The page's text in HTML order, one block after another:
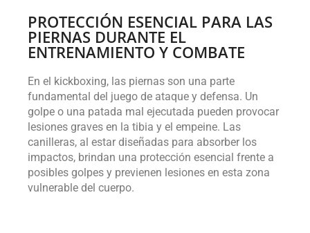
PROTECCIÓN ESENCIAL PARA LAS
PIERNAS DURANTE EL
ENTRENAMIENTO Y COMBATE
En el kickboxing, las piernas son una parte
fundamental del juego de ataque y defensa. Un
golpe o una patada mal ejecutada pueden provocar
lesiones graves en la tibia y el empeine. Las
canilleras, al estar diseñadas para absorber los
impactos, brindan una protección esencial frente a
posibles golpes y previenen lesiones en esta zona
vulnerable del cuerpo.